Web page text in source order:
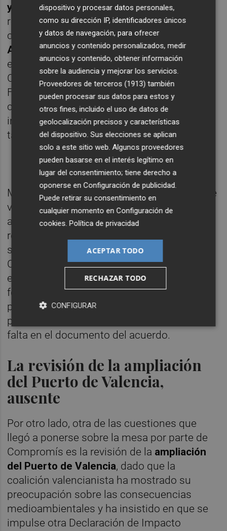
y Unidas Podemos en 2019 y que, en
realidad, ya cumplen otros mecanismos
como elFondo de Liquidez
Autonómica (FLA), con la diferencias de que
esto es un préstamo a devolver por las
Comunidades Autónomas mientras que el
Fondo de Nivelación sería una
compensación que reconoce la
infrafinanciación de la Comunitat y, por
tanto, no debería ser devuelto.
Más allá de las interpretaciones sobre lo que
viene reflejado negro sobre blanco en el
acuerdo, Compromís ha sido claro en su
reivindicación estos meses. La propia ex
secretaria general y ahora diputada en el
Congreso,
Àgueda Micó, recalcaba en una
entrevista en
Valencia Plazaque su
formación daría sus votos a Pedro Sánchez
porque habría Fondo de Nivelación. Esta es,
precisamente, la claridad que se echa en
falta en el documento del acuerdo.
La revisión de la ampliación
del Puerto de Valencia,
ausente
Por otro lado, otra de las cuestiones que
llegó a ponerse sobre la mesa por parte de
Compromís es la revisión de la ampliación
del Puerto de Valencia, dado que la
coalición valencianista ha mostrado su
preocupación sobre las consecuencias
medioambientales y ha insistido en que se
impulse otra Declaración de Impacto
dispositivo y procesar datos personales,
como su dirección IP, identificadores únicos
y datos de navegación, para ofrecer
anuncios y contenido personalizados, medir
anuncios y contenido, obtener información
sobre la audiencia y mejorar los servicios.
Proveedores de terceros (1913) también
pueden procesar sus datos para estos y
otros fines, incluido el uso de datos de
geolocalización precisos y características
del dispositivo. Sus elecciones se aplican
solo a este sitio web. Algunos proveedores
pueden basarse en el interés legítimo en
lugar del consentimiento; tiene derecho a
oponerse enConfiguración de publicidad
Puede retirar su consentimiento en
cualquier momento enConfiguración de
cookies .Política de privacidad
ACEPTAR TODO
RECHAZAR TODO
CONFIGURAR